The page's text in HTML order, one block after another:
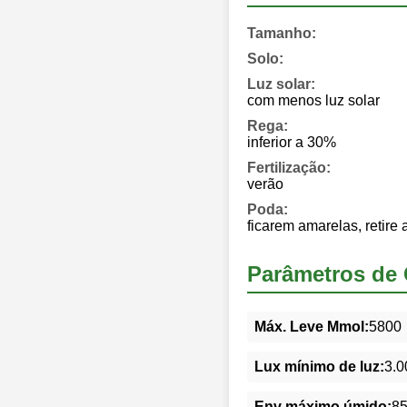
Tamanho:
Solo:
Luz solar:
com menos luz solar
Rega:
inferior a 30%
Fertilização:
verão
Poda:
ficarem amarelas, retire
Parâmetros de
Máx. Leve Mmol:5800
Lux mínimo de luz: